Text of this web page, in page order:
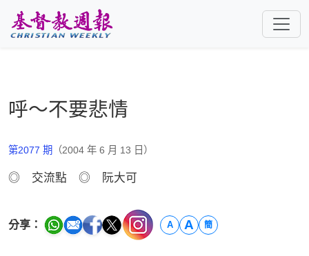
呼～不要悲情
第2077 期 （2004 年 6 月 13 日）
◎ 交流點 ◎ 阮大可
分享： A A 簡